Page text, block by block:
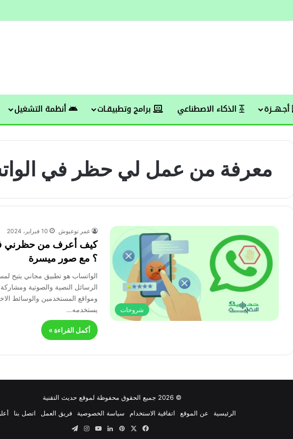
أجـهــزة الذكاء الاصطناعي برامج وتطبيقـات أنظمة التشغيل
معرفة من عمل لي حظر في
شروحات
عمر توعيوش 10 فبراير، 2024
كيف أعرف من حظرني
؟ مع صور ميسرة
الواتساب هو تطبيق مجاني يتيح
الرسائل النصية والصوتية
ومواقع المستخدمين والوسائط
يستخدمه…
أكمل القراءة »
© 2026 جميع الحقوق محفوظة لموقع حديث التقنية
الرئيسية
عن الموقع اتفاقية الاستخدام سياسة الخصوصية فريق العمل اتصل بنا
فيسبوك
بينتيريستلينكدإن‫YouTubeانستقرام